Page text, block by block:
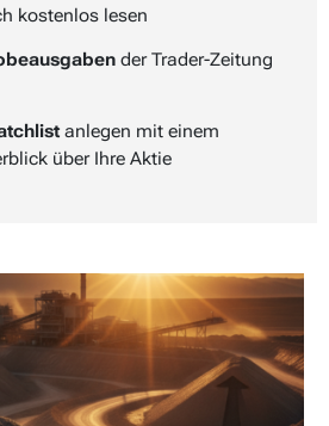
kostenlos lesen
der Trader-Zeitung
anlegen mit einem
über Ihre Aktie